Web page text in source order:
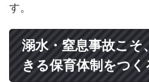
す。
溺水・窒息事故こそ
きる保育体制をつ